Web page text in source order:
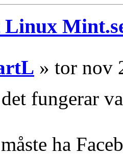
Linux
» tor nov
fungerar
ha